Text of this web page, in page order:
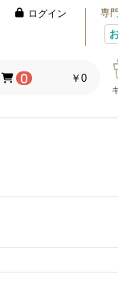
ログイン 専
0 ￥0